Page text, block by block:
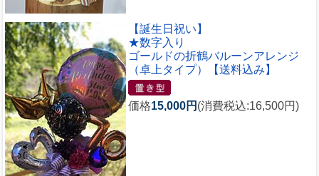
【誕生日祝い】
★数字入り
ゴールドの折鶴バルーンアレンジ
（卓上タイプ）【送料込み】
価格15,000円 (消費税込:16,500円)